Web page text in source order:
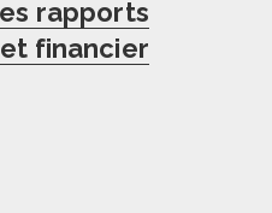
rapports
financier